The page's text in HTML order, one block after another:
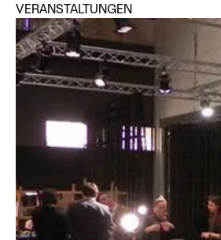
VERANSTALTUNGEN